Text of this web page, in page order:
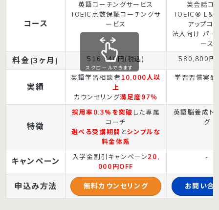
コース
英語コーチングサービス
TOEIC点数保証コーチングサ
ービス
英会話コ
TOEIC® L&R
アップコ
法人向け パー
ース
料金(3ヶ月) 516,340円(税込) 580,800円
実績
英語学習相談者10,000人以
上
カウンセリング満足度97％
学習習慣実
特徴
採用率0.3%を突破 した専属
コーチ
選べる受講期間 とシンプルな
料金体系
英語脳養成ト
グ
キャンペーン 入学金割引キャンペーン20,
000円OFF
-
申込み方法 無料カウンセリング お問い合
スクロールできます